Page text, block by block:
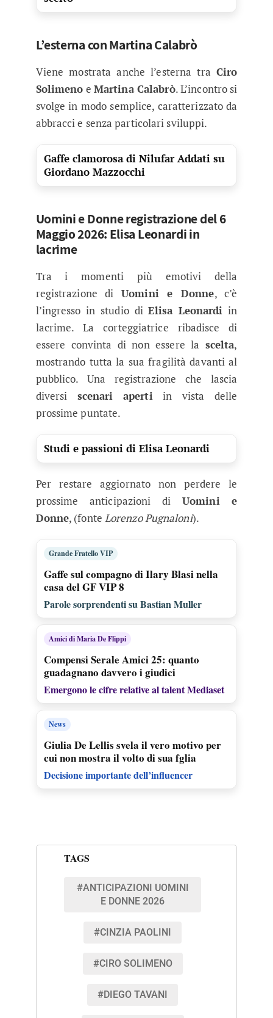
L’esterna con Martina Calabrò
Viene mostrata anche l’esterna traCiro
Solimeno e Martina Calabrò. L’incontro si
svolge in modo semplice, caratterizzato da
abbracci e senza particolari sviluppi.
Gaffe clamorosa di Nilufar Addati su
Giordano Mazzocchi
Uomini e Donne registrazione del 6
Maggio 2026: Elisa Leonardi in
lacrime
Tra i momenti più emotivi della
registrazione diUomini e Donne, c’è
l’ingresso in studio diElisa Leonardi in
lacrime. La corteggiatrice ribadisce di
essere convinta di non essere la scelta,
mostrando tutta la sua fragilità davanti al
pubblico. Una registrazione che lascia
diversi scenari apertiin vista delle
prossime puntate.
Studi e passioni di Elisa Leonardi
Per restare aggiornato non perdere le
prossime anticipazioni diUomini e
Donne, (fonte Lorenzo Pugnaloni).
Grande Fratello VIP
Gaffe sul compagno di Ilary Blasi nella
casa del GF VIP 8
Parole sorprendenti su Bastian Muller
Amici di Maria De Flippi
Compensi Serale Amici 25: quanto
guadagnano davvero i giudici
Emergono le cifre relative al talent Mediaset
News
Giulia De Lellis svela il vero motivo per
cui non mostra il volto di sua fglia
Decisione importante dell’influencer
TAGS
#ANTICIPAZIONI UOMINI
E DONNE 2026
#CINZIA PAOLINI
#CIRO SOLIMENO
#DIEGO TAVANI